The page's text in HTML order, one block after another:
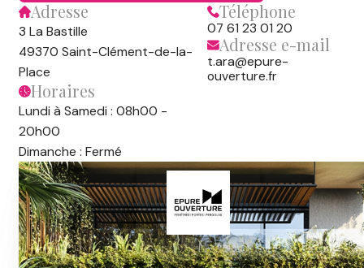
Adresse
3 La Bastille
49370 Saint-Clément-de-la-
Place
Horaires
Lundi à Samedi : 08h00 -
20h00
Dimanche : Fermé
Téléphone
07 61 23 01 20
Adresse e-mail
t.ara@epure-
ouverture.fr